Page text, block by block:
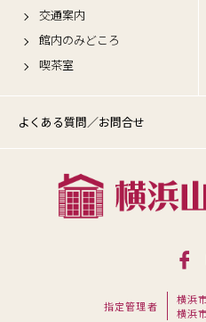
交通案内
館内のみどころ
喫茶室
よくある質問／お問合せ
指定管理者
横浜
横浜